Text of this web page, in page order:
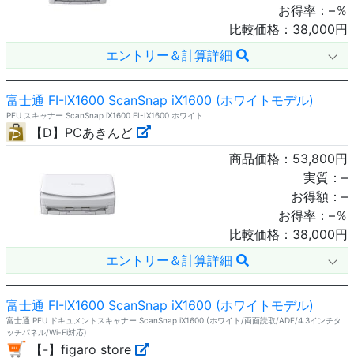
お得率： –％
比較価格： 38,000円
エントリー＆計算詳細
富士通 FI-IX1600 ScanSnap iX1600 (ホワイトモデル)
PFU スキャナー ScanSnap iX1600 FI-IX1600 ホワイト
【D】PCあきんど
商品価格： 53,800円
実質： –
お得額： –
お得率： –％
比較価格： 38,000円
エントリー＆計算詳細
富士通 FI-IX1600 ScanSnap iX1600 (ホワイトモデル)
富士通 PFU ドキュメントスキャナー ScanSnap iX1600 (ホワイト/両面読取/ADF/4.3インチタ
ッチパネル/Wi-Fi対応)
【-】figaro store